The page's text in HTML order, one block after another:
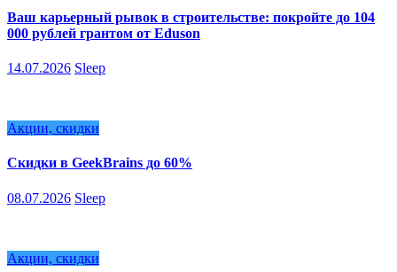
Ваш карьерный рывок в строительстве: покройте до 104
000 рублей грантом от Eduson
14.07.2026 Sleep
Акции, скидки
Скидки в GeekBrains до 60%
08.07.2026 Sleep
Акции, скидки